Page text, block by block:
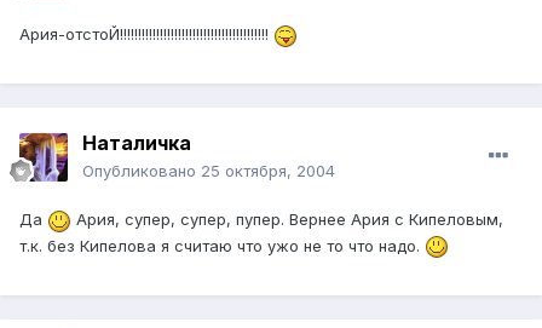
Ария-отстоЙ!!!!!!!!!!!!!!!!!!!!!!!!!!!!!!!!!!!!!!!!!
Наталичка
Опубликовано 25 октября, 2004
Да
Ария, супер, супер, пупер. Вернее Ария с Кипеловым,
т.к. без Кипелова я считаю что ужо не то что надо.